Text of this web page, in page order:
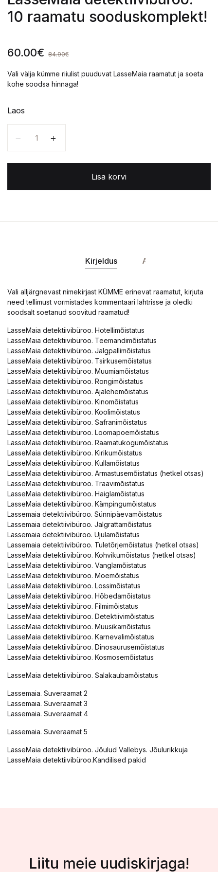
10 raamatu sooduskomplekt!
60.00€ 84.90€
Vali välja kümme riiulist puuduvat LasseMaia raamatut ja soeta
kohe soodsa hinnaga!
Laos
Lisa korvi
Kirjeldus Andmed
Vali alljärgnevast nimekirjast KÜMME erinevat raamatut, kirjuta
need tellimust vormistades kommentaari lahtrisse ja oledki
soodsalt soetanud soovitud raamatud!
LasseMaia detektiivibüroo. Hotellimõistatus
LasseMaia detektiivibüroo. Teemandimõistatus
LasseMaia detektiivibüroo. Jalgpallimõistatus
LasseMaia detektiivibüroo. Tsirkusemõistatus
LasseMaia detektiivibüroo. Muumiamõistatus
LasseMaia detektiivibüroo. Rongimõistatus
LasseMaia detektiivibüroo. Ajalehemõistatus
LasseMaia detektiivibüroo. Kinomõistatus
LasseMaia detektiivibüroo. Koolimõistatus
LasseMaia detektiivibüroo. Safranimõistatus
LasseMaia detektiivibüroo. Loomapoemõistatus
LasseMaia detektiivibüroo. Raamatukogumõistatus
LasseMaia detektiivibüroo. Kirikumõistatus
LasseMaia detektiivibüroo. Kullamõistatus
LasseMaia detektiivibüroo. Armastusemõistatus (hetkel otsas)
LasseMaia detektiivibüroo. Traavimõistatus
LasseMaia detektiivibüroo. Haiglamõistatus
LasseMaia detektiivibüroo. Kämpingumõistatus
Lassemaia detektiivibüroo. Sünnipäevamõistatus
Lassemaia detektiivibüroo. Jalgrattamõistatus
Lassemaia detektiivibüroo. Ujulamõistatus
Lassemaia detektiivibüroo. Tuletõrjemõistatus (hetkel otsas)
LasseMaia detektiivibüroo. Kohvikumõistatus (hetkel otsas)
LasseMaia detektiivibüroo. Vanglamõistatus
LasseMaia detektiivibüroo. Moemõistatus
LasseMaia detektiivibüroo. Lossimõistatus
LasseMaia detektiivibüroo. Hõbedamõistatus
LasseMaia detektiivibüroo. Filmimõistatus
LasseMaia detektiivibüroo. Detektiivimõistatus
LasseMaia detektiivibüroo. Muusikamõistatus
LasseMaia detektiivibüroo. Karnevalimõistatus
LasseMaia detektiivibüroo. Dinosaurusemõistatus
LasseMaia detektiivibüroo. Kosmosemõistatus
LasseMaia detektiivibüroo. Salakaubamõistatus
Lassemaia. Suveraamat 2
Lassemaia. Suveraamat 3
Lassemaia. Suveraamat 4
Lassemaia. Suveraamat 5
LasseMaia detektiivibüroo. Jõulud Vallebys. Jõulurikkuja
LasseMaia detektiivibüroo.Kandilised pakid
Liitu meie uudiskirjaga!